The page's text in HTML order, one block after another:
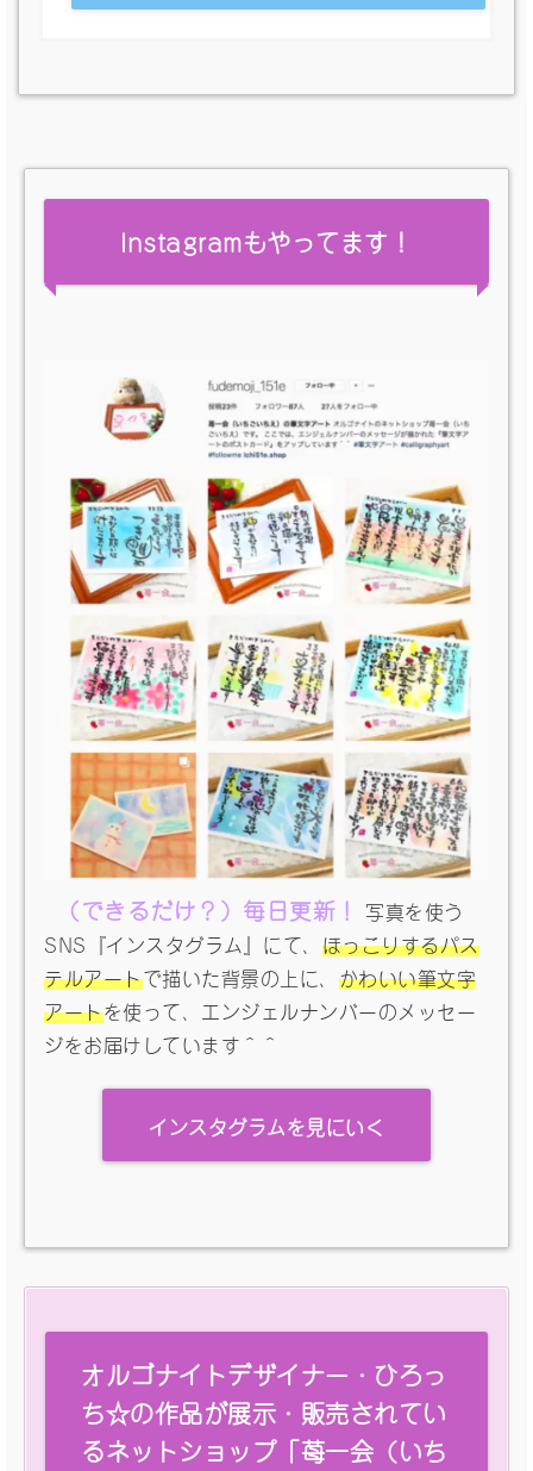
Instagramもやってます！
（できるだけ？）毎日更新！
写真を使う
SNS『インスタグラム』にて、 ほっこりするパス
テルアートで描いた背景の上に、 かわいい筆文字
アートを使って、エンジェルナンバーのメッセー
ジをお届けしています＾＾
インスタグラムを見にいく
オルゴナイトデザイナー・ひろっ
ち☆の作品が展示・販売されてい
るネットショップ「苺一会（いち